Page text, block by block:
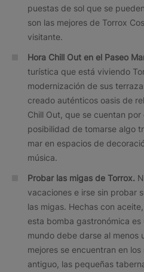
puestas de sol que se
son las mejores de Torrox
visitante.
Hora Chill Out en el Paseo
turística que está viviendo
modernización de sus
creado auténticos oasis de
Chill Out, que se cuentan
posibilidad de tomarse algo
mar en espacios de
música.
Probar las migas de Torrox.
vacaciones e irse sin probar
las migas. Hechas con
esta bomba gastronómica
mundo debe darse al menos
mejores se encuentran en
antiguo, las pequeñas